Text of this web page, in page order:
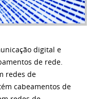
digital e
de rede.
redes de
cabeamentos de